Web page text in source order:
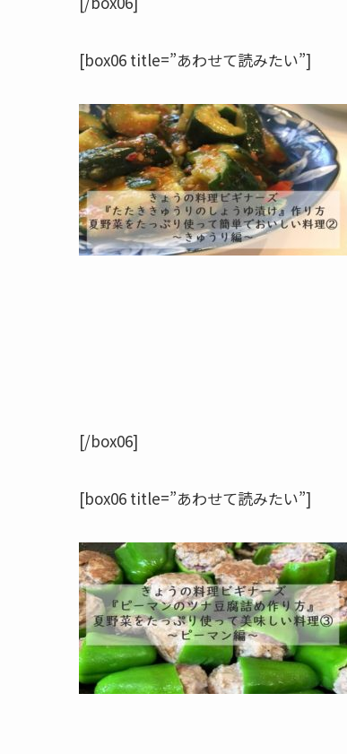
[box06 title=”あわせて読みたい”]
[/box06]
[box06 title=”あわせて読みたい”]